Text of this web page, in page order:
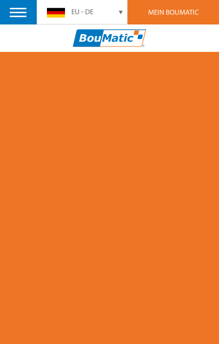
MEIN BOUMATIC
EU - DE